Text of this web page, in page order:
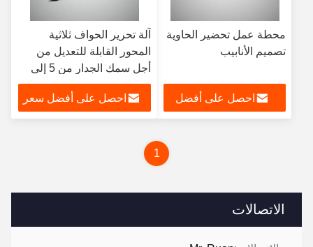
الاتصالات
محطة عمل تحضير الحاوية
تصميم الأنابيب
احصل على أفضل
آلة تحرير الحواف ثلاثية
المحور القابلة للتعديل من
أجل سمك الجدار من 5 إلى
90 مم
احصل على أفضل سعر
1